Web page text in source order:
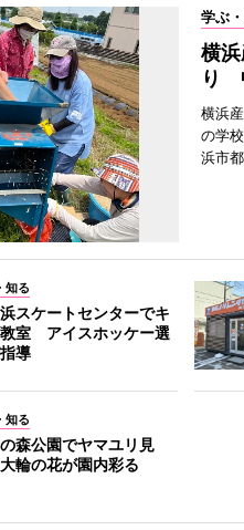
学ぶ
横
り
横浜
の学
浜市
知る
スケートセンターでキ
教室 アイスホッケー選
導
知る
森公園でヤマユリ見
輪の花が園内彩る